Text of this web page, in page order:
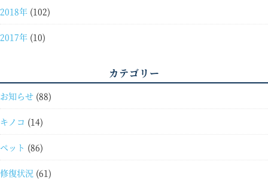
2018年 (102)
2017年 (10)
カテゴリー
お知らせ (88)
キノコ (14)
ペット (86)
修復状況 (61)